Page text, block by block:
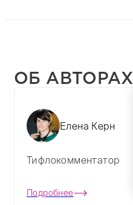
ОБ АВТОРАХ
Елена Керн
Тифлокомментатор
Подробнее